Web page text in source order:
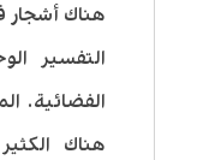
هناك أشجار
التفسير
الفضائية.
هناك